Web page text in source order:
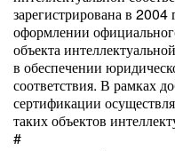
зарегистрирована в 2004
оформлении
объекта
в обеспечении
соответствия. В рамках
сертификации
таких объектов
#